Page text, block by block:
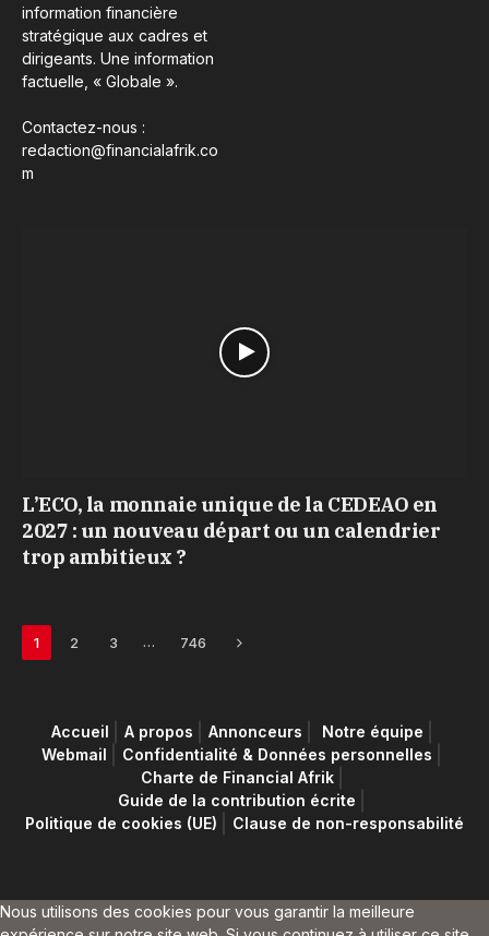
information financière
stratégique aux cadres et
dirigeants. Une information
factuelle, « Globale ».
Contactez-nous :
redaction@financialafrik.co
m
L’ECO, la monnaie unique de la CEDEAO en
2027 : un nouveau départ ou un calendrier
trop ambitieux ?
1 2 3 … 746 Next
Accueil A propos Annonceurs
Notre équipe
Webmail
Confidentialité & Données personnelles
Charte de Financial Afrik
Guide de la contribution écrite
Politique de cookies (UE)
Clause de non-responsabilité
Nous utilisons des cookies pour vous garantir la meilleure